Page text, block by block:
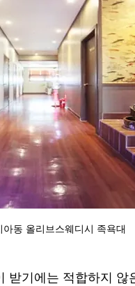
아동 올리브스웨디시 족욕대
받기에는 적합하지 않